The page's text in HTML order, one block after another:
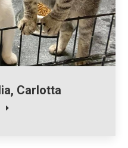
Carlotta